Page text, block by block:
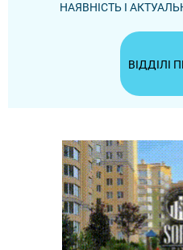
НАЯВНІСТЬ І
ВІДДІЛІ